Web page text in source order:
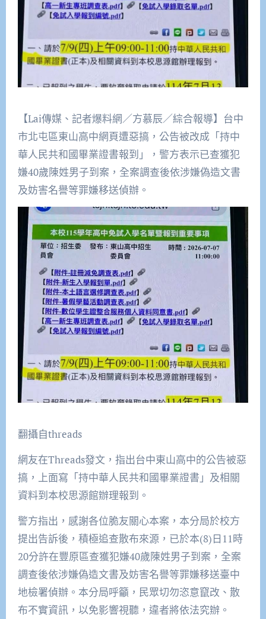
【Lai傳媒、記者爆料網／方慕辰／綜合報導】台中
市北屯區東山高中網頁遭惡搞，公告被改成「持中
華人民共和國畢業證書報到」，警方表示已查獲犯
嫌40歲陳姓男子到案，全案調查後依涉嫌偽造文書
及妨害名譽等罪嫌移送偵辦。
翻攝自threads
網友在Threads發文，指出台中東山高中的公告被惡
搞，上面寫「持中華人民共和國畢業證書」及相關
資料到本校思源館辦理報到。
警方指出，感謝各位脆友關心本案，本分局於校方
提出告訴後，積極追查散布來源，已於本(8)日11時
20分許在豐原區查獲犯嫌40歲陳姓男子到案，全案
調查後依涉嫌偽造文書及妨害名譽等罪嫌移送臺中
地檢署偵辦。本分局呼籲，民眾切勿恣意竄改、散
布不實資訊，以免影響視聽，違者將依法究辦。